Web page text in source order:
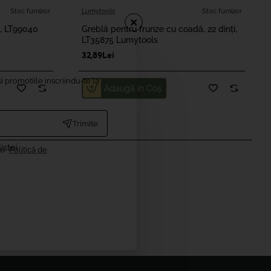
promotiile inscriindu-te la
Trimite
Politică de
Stoc furnizor
LT99040
Stoc furnizor
Lumytools Stoc furnizor
Greblă pentru frunze cu coadă, 22 dinți,
LT35875 Lumytools
32,89Lei
Adaugă în Coş